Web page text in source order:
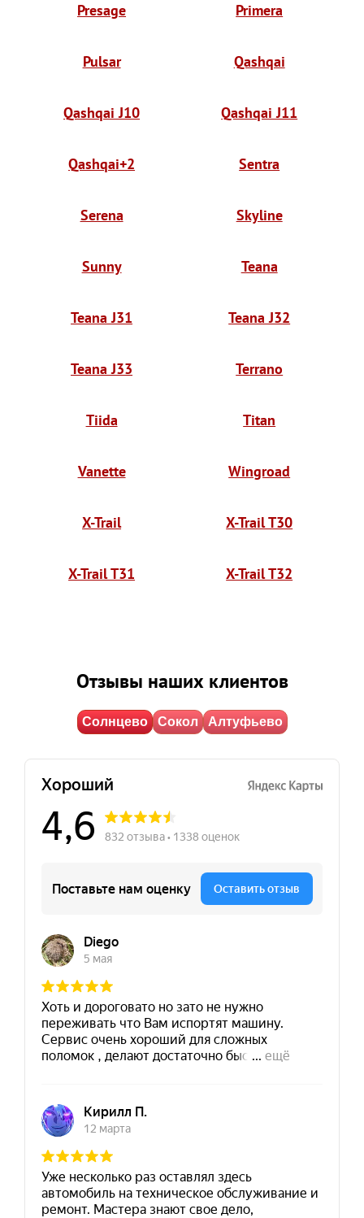
Presage Primera
Pulsar Qashqai
Qashqai J10 Qashqai J11
Qashqai+2 Sentra
Serena Skyline
Sunny Teana
Teana J31 Teana J32
Teana J33 Terrano
Tiida Titan
Vanette Wingroad
X-Trail X-Trail T30
X-Trail T31 X-Trail T32
Отзывы наших клиентов
Солнцево Сокол Алтуфьево